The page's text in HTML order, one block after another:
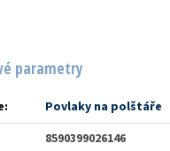
parametry
:
Povlaky na polštáře
8590399026146